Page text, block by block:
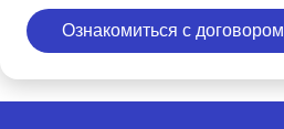
Ознакомиться с договором